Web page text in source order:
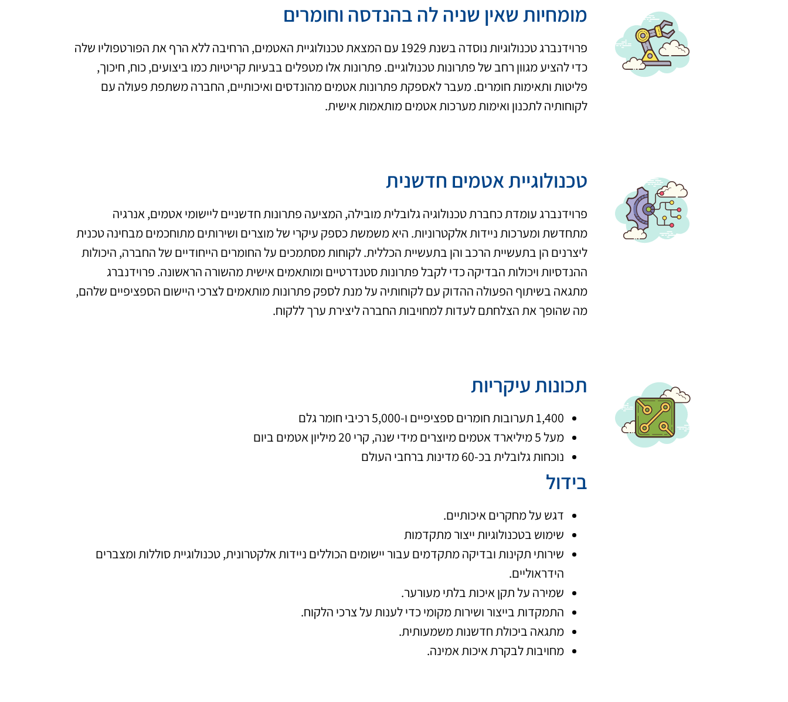
מומחיות שאין שניה לה בהנדסה וחומרים
פרוידנברג טכנולוגיות נוסדה בשנת 1929 עם המצאת טכנולוגיית האטמים, הרחיבה ללא הרף את הפורטפוליו שלה
כדי להציע מגוון רחב של פתרונות טכנולוגיים. פתרונות אלו מטפלים בבעיות קריטיות כמו ביצועים, כוח, חיכוך,
פליטות ותאימות חומרים. מעבר לאספקת פתרונות אטמים מהונדסים ואיכותיים, החברה משתפת פעולה עם
לקוחותיה לתכנון ואימות מערכות אטמים מותאמות אישית.
טכנולוגיית אטמים חדשנית
פרוידנברג עומדת כחברת טכנולוגיה גלובלית מובילה, המציעה פתרונות חדשניים ליישומי אטמים, אנרגיה
מתחדשת ומערכות ניידות אלקטרוניות. היא משמשת כספק עיקרי של מוצרים ושירותים מתוחכמים מבחינה טכנית
ליצרנים הן בתעשיית הרכב והן בתעשיית הכללית. לקוחות מסתמכים על החומרים הייחודיים של החברה, היכולות
ההנדסיות ויכולות הבדיקה כדי לקבל פתרונות סטנדרטיים ומותאמים אישית מהשורה הראשונה. פרוידנברג
מתגאה בשיתוף הפעולה ההדוק עם לקוחותיה על מנת לספק פתרונות מותאמים לצרכי היישום הספציפיים שלהם,
מה שהופך את הצלחתם לעדות למחויבות החברה ליצירת ערך ללקוח.
תכונות עיקריות
1,400 תערובות חומרים ספציפיים ו-5,000 רכיבי חומר גלם
מעל 5 מיליארד אטמים מיוצרים מידי שנה, קרי 20 מיליון אטמים ביום
נוכחות גלובלית בכ-60 מדינות ברחבי העולם
בידול
דגש על מחקרים איכותיים.
שימוש בטכנולוגיות ייצור מתקדמות
שירותי תקינות ובדיקה מתקדמים עבור יישומים הכוללים ניידות אלקטרונית, טכנולוגיית סוללות ומצברים
הידראוליים.
שמירה על תקן איכות בלתי מעורער.
התמקדות בייצור ושירות מקומי כדי לענות על צרכי הלקוח.
מתגאה ביכולת חדשנות משמעותית.
מחויבות לבקרת איכות אמינה.